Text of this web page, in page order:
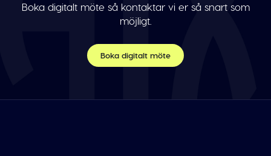
Boka digitalt möte så kontaktar vi er så snart som
möjligt.
Boka digitalt möte